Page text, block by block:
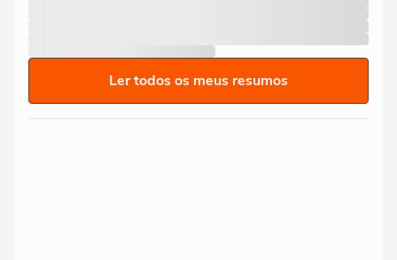
Ler todos os meus resumos